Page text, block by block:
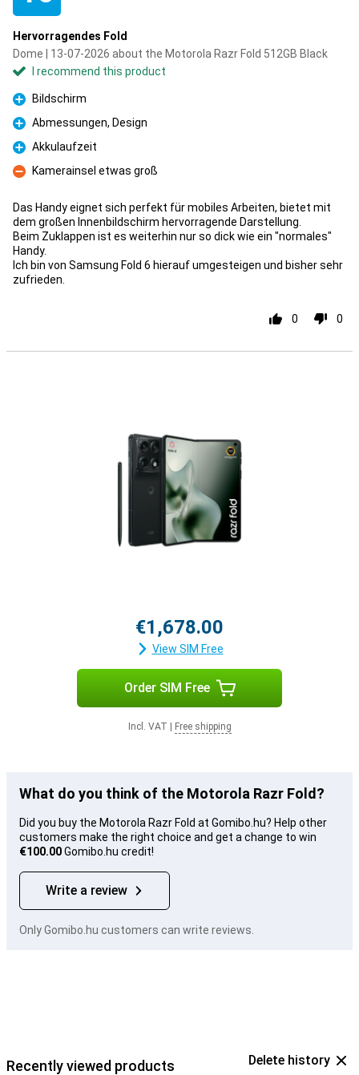
Hervorragendes Fold
Dome | 13-07-2026 about the Motorola Razr Fold 512GB Black
I recommend this product
Pro
Bildschirm
Pro
Abmessungen, Design
Pro
Akkulaufzeit
Con
Kamerainsel etwas groß
Das Handy eignet sich perfekt für mobiles Arbeiten, bietet mit
dem großen Innenbildschirm hervorragende Darstellung.
Beim Zuklappen ist es weiterhin nur so dick wie ein "normales"
Handy.
Ich bin von Samsung Fold 6 hierauf umgesteigen und bisher sehr
zufrieden.
0 0
€1,678.00
View SIM Free
Order SIM Free
Incl. VAT Free shipping
What do you think of the Motorola Razr Fold?
Did you buy the Motorola Razr Fold at Gomibo.hu? Help other
customers make the right choice and get a change to win
€100.00Gomibo.hu credit!
Write a review
Only Gomibo.hu customers can write reviews.
Recently viewed products Delete history